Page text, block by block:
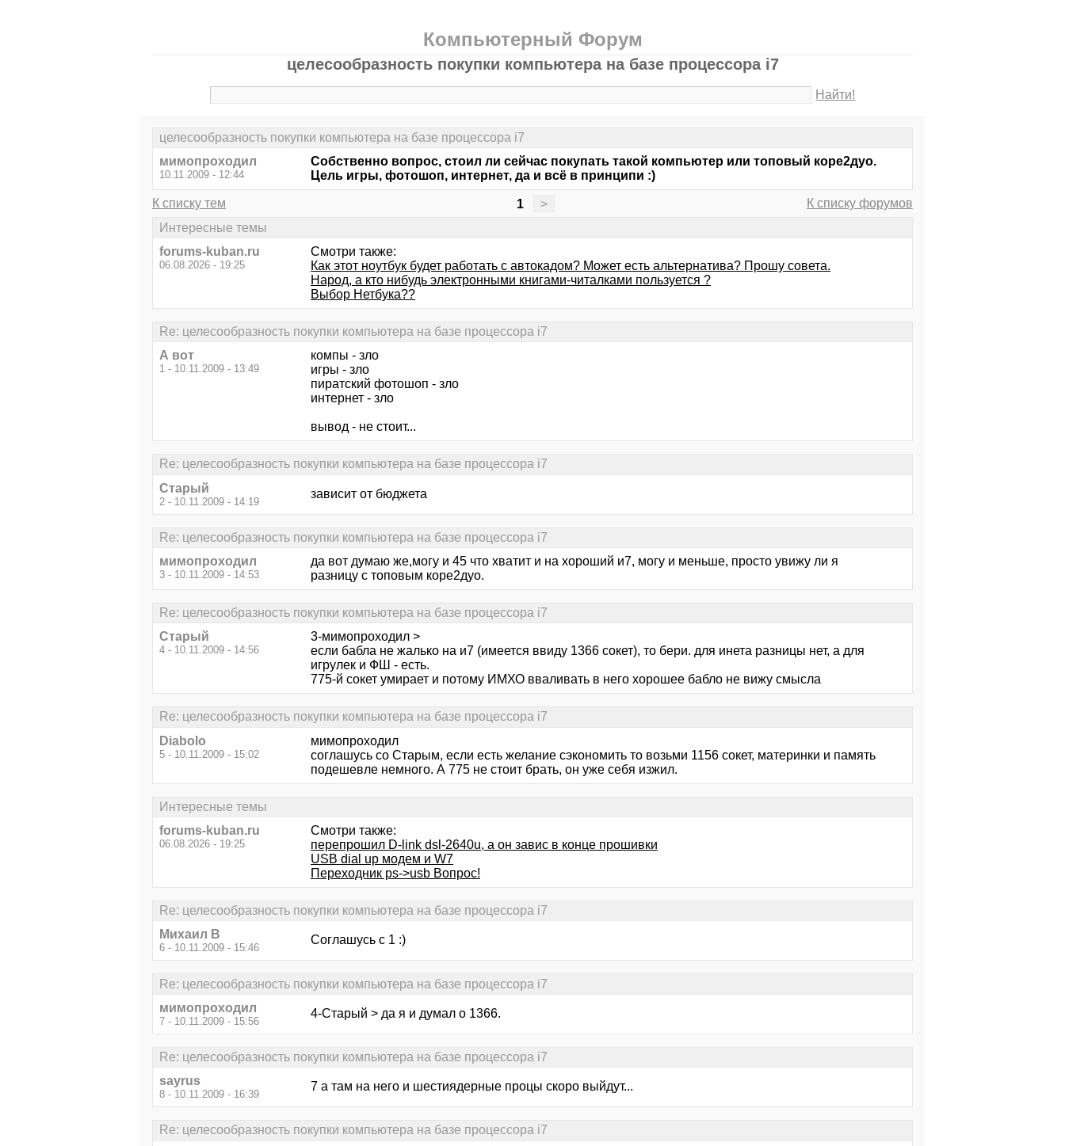
Компьютерный Форум
целесообразность покупки компьютера на базе процессора i7
Найти!
целесообразность покупки компьютера на базе процессора i7
мимопроходил
10.11.2009 - 12:44
Собственно вопрос, стоил ли сейчас покупать такой компьютер или топовый коре2дуо.
Цель игры, фотошоп, интернет, да и всё в принципи :)
К списку тем 1 >
К списку форумов
Интересные темы
forums-kuban.ru
06.08.2026 - 19:25
Смотри также:
Как этот ноутбук будет работать с автокадом? Может есть альтернатива? Прошу совета.
Народ, а кто нибудь электронными книгами-читалками пользуется ?
Выбор Нетбука??
Re: целесообразность покупки компьютера на базе процессора i7
А вот
1 - 10.11.2009 - 13:49
компы - зло
игры - зло
пиратский фотошоп - зло
интернет - зло
вывод - не стоит...
Re: целесообразность покупки компьютера на базе процессора i7
Старый
2 - 10.11.2009 - 14:19
зависит от бюджета
Re: целесообразность покупки компьютера на базе процессора i7
мимопроходил
3 - 10.11.2009 - 14:53
да вот думаю же,могу и 45 что хватит и на хороший и7, могу и меньше, просто увижу ли я
разницу с топовым коре2дуо.
Re: целесообразность покупки компьютера на базе процессора i7
Старый
4 - 10.11.2009 - 14:56
3-мимопроходил >
если бабла не жалько на и7 (имеется ввиду 1366 сокет), то бери. для инета разницы нет, а для
игрулек и ФШ - есть.
775-й сокет умирает и потому ИМХО вваливать в него хорошее бабло не вижу смысла
Re: целесообразность покупки компьютера на базе процессора i7
Diabolo
5 - 10.11.2009 - 15:02
мимопроходил
соглашусь со Старым, если есть желание сэкономить то возьми 1156 сокет, материнки и память
подешевле немного. А 775 не стоит брать, он уже себя изжил.
Интересные темы
forums-kuban.ru
06.08.2026 - 19:25
Смотри также:
перепрошил D-link dsl-2640u, а он завис в конце прошивки
USB dial up модем и W7
Переходник ps->usb Вопрос!
Re: целесообразность покупки компьютера на базе процессора i7
Михаил В
6 - 10.11.2009 - 15:46
Соглашусь с 1 :)
Re: целесообразность покупки компьютера на базе процессора i7
мимопроходил
7 - 10.11.2009 - 15:56
4-Старый > да я и думал о 1366.
Re: целесообразность покупки компьютера на базе процессора i7
sayrus
8 - 10.11.2009 - 16:39
7 а там на него и шестиядерные процы скоро выйдут...
Re: целесообразность покупки компьютера на базе процессора i7